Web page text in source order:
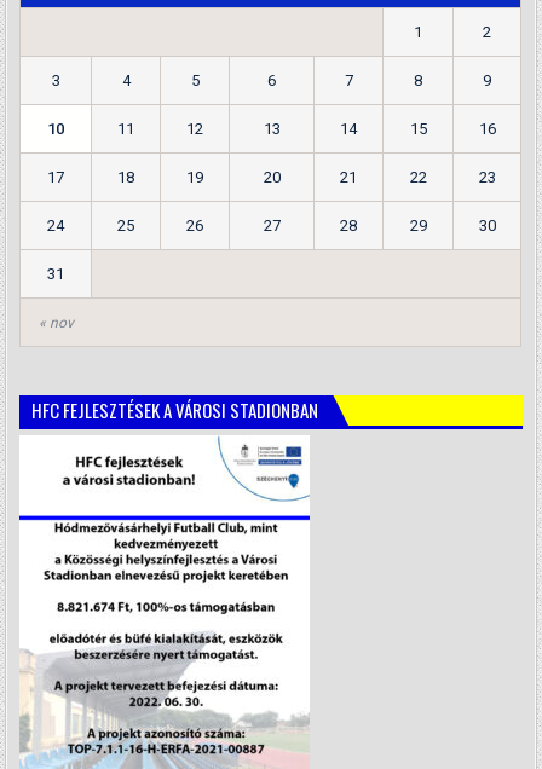
« nov
1 2
3 4 5 6 7 8 9
10 11 12 13 14 15 16
17 18 19 20 21 22 23
24 25 26 27 28 29 30
31
HFC FEJLESZTÉSEK A VÁROSI STADIONBAN